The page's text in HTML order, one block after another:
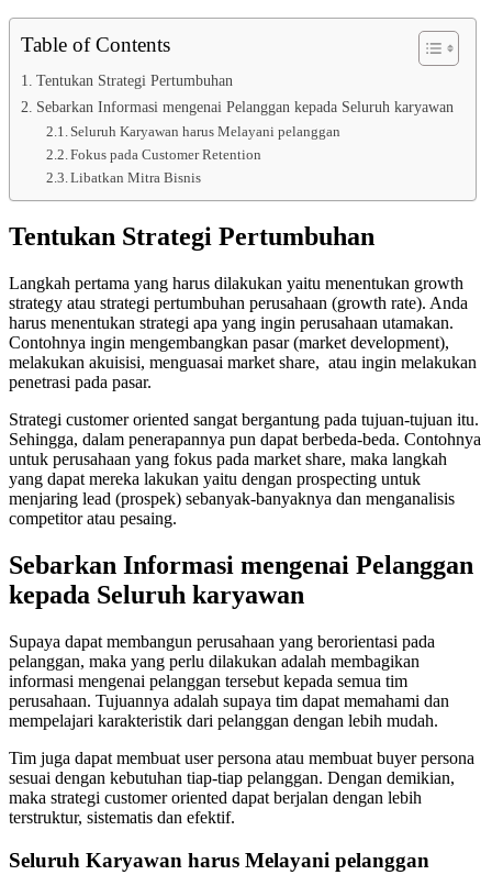
Table of Contents
Tentukan Strategi Pertumbuhan
Sebarkan Informasi mengenai Pelanggan kepada Seluruh karyawan
Seluruh Karyawan harus Melayani pelanggan
Fokus pada Customer Retention
Libatkan Mitra Bisnis
Tentukan Strategi Pertumbuhan
Langkah pertama yang harus dilakukan yaitu menentukan growth
strategy atau strategi pertumbuhan perusahaan (growth rate). Anda
harus menentukan strategi apa yang ingin perusahaan utamakan.
Contohnya ingin mengembangkan pasar (market development),
melakukan akuisisi, menguasai market share, atau ingin melakukan
penetrasi pada pasar.
Strategi customer oriented sangat bergantung pada tujuan-tujuan itu.
Sehingga, dalam penerapannya pun dapat berbeda-beda. Contohnya
untuk perusahaan yang fokus pada market share, maka langkah
yang dapat mereka lakukan yaitu dengan prospecting untuk
menjaring lead (prospek) sebanyak-banyaknya dan menganalisis
competitor atau pesaing.
Sebarkan Informasi mengenai Pelanggan
kepada Seluruh karyawan
Supaya dapat membangun perusahaan yang berorientasi pada
pelanggan, maka yang perlu dilakukan adalah membagikan
informasi mengenai pelanggan tersebut kepada semua tim
perusahaan. Tujuannya adalah supaya tim dapat memahami dan
mempelajari karakteristik dari pelanggan dengan lebih mudah.
Tim juga dapat membuat user persona atau membuat buyer persona
sesuai dengan kebutuhan tiap-tiap pelanggan. Dengan demikian,
maka strategi customer oriented dapat berjalan dengan lebih
terstruktur, sistematis dan efektif.
Seluruh Karyawan harus Melayani pelanggan